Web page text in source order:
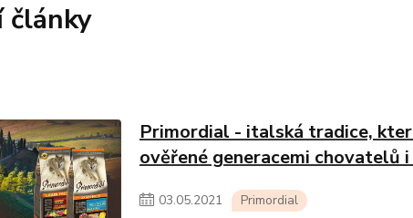
články
Primordial - italská tradice,
ověřené generacemi chovatelů
03.05.2021 Primordial